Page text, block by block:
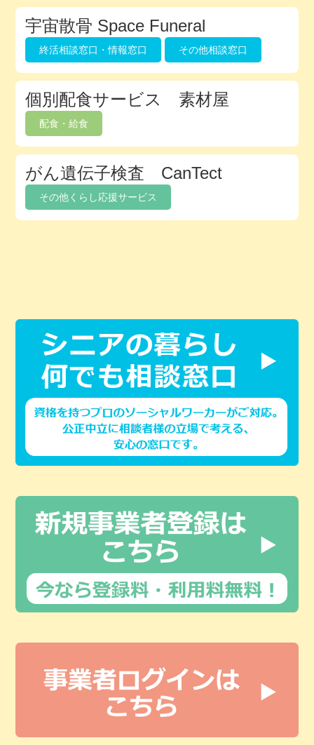
宇宙散骨 Space Funeral
終活相談窓口・情報窓口 その他相談窓口
個別配食サービス 素材屋
配食・給食
がん遺伝子検査 CanTect
その他くらし応援サービス